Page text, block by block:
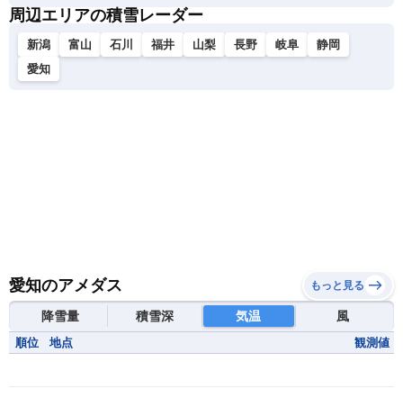
周辺エリアの積雪レーダー
新潟 富山 石川 福井 山梨 長野 岐阜
静岡
愛知
愛知のアメダス もっと見る
降雪量 積雪深 気温 風
順位 地点 観測値